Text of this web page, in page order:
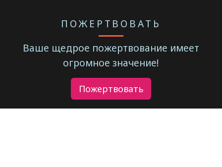
ПОЖЕРТВОВАТЬ
Ваше щедрое пожертвование имеет
огромное значение!
Пожертвовать